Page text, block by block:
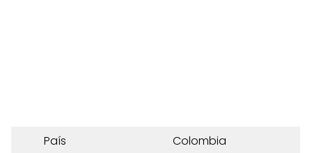
País Colombia